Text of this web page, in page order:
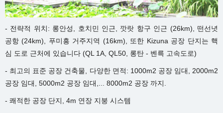
- 전략적 위치: 롱안성, 호치민 인근, 깟랏 항구 인근 (26km), 떤선녓
공항 (24km), 푸미흥 거주지역 (16km), 또한 Kizuna 공장 단지는 핵
심 도로 근처에 있습니다 (QL 1A, QL50, 롱탄 - 벤륵 고속도로)
- 최고의 표준 공장 건축물, 다양한 면적: 1000m2 공장 임대, 2000m2
공장 임대, 5000m2 공장 임대,... 8000m2 공장 까지.
- 쾌적한 공장 단지, 4m 연장 지붕 시스템